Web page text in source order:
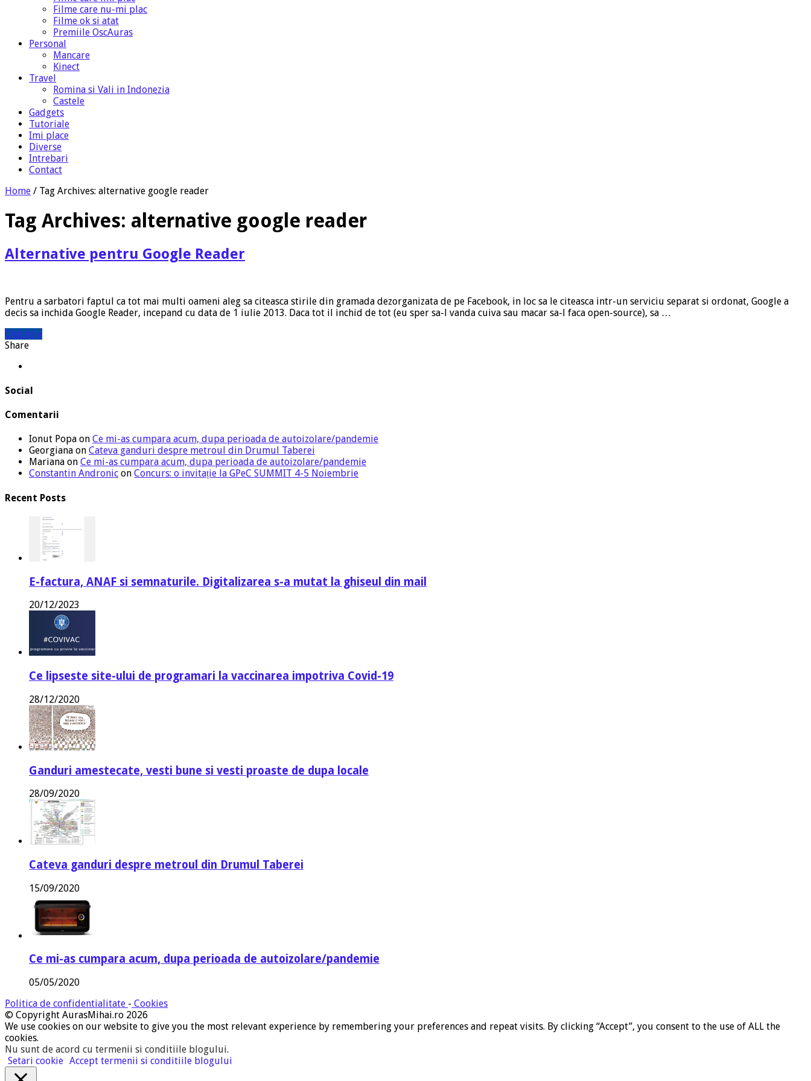
Filme care nu-mi plac
Filme ok si atat
Premiile OscAuras
Personal
Mancare
Kinect
Travel
Romina si Vali in Indonezia
Castele
Gadgets
Tutoriale
Imi place
Diverse
Intrebari
Contact
Home / Tag Archives: alternative google reader
Tag Archives: alternative google reader
Alternative pentru Google Reader
Pentru a sarbatori faptul ca tot mai multi oameni aleg sa citeasca stirile din gramada dezorganizata de pe Facebook, in loc sa le citeasca intr-un serviciu separat si ordonat, Google a
decis sa inchida Google Reader, incepand cu data de 1 iulie 2013. Daca tot il inchid de tot (eu sper sa-l vanda cuiva sau macar sa-l faca open-source), sa …
Citeste »
Share
Social
Comentarii
Ionut Popa on Ce mi-as cumpara acum, dupa perioada de autoizolare/pandemie
Georgiana on Cateva ganduri despre metroul din Drumul Taberei
Mariana on Ce mi-as cumpara acum, dupa perioada de autoizolare/pandemie
Constantin Andronic on Concurs: o invitație la GPeC SUMMIT 4-5 Noiembrie
Recent Posts
E-factura, ANAF si semnaturile. Digitalizarea s-a mutat la ghiseul din mail
20/12/2023
Ce lipseste site-ului de programari la vaccinarea impotriva Covid-19
28/12/2020
Ganduri amestecate, vesti bune si vesti proaste de dupa locale
28/09/2020
Cateva ganduri despre metroul din Drumul Taberei
15/09/2020
Ce mi-as cumpara acum, dupa perioada de autoizolare/pandemie
05/05/2020
Politica de confidentialitate - Cookies
© Copyright AurasMihai.ro 2026
We use cookies on our website to give you the most relevant experience by remembering your preferences and repeat visits. By clicking “Accept”, you consent to the use of ALL the
cookies.
Nu sunt de acord cu termenii si conditiile blogului.
Setari cookie Accept termenii si conditiile blogului